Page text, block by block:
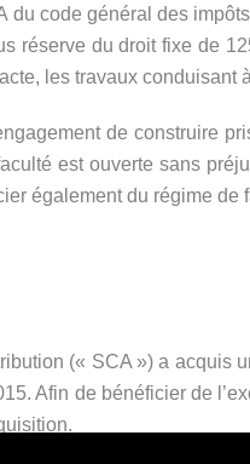
du code général des
réserve du droit fixe de
les travaux conduisant
de construire
est ouverte sans
également du régime de
(« SCA ») a acquis
Afin de bénéficier de